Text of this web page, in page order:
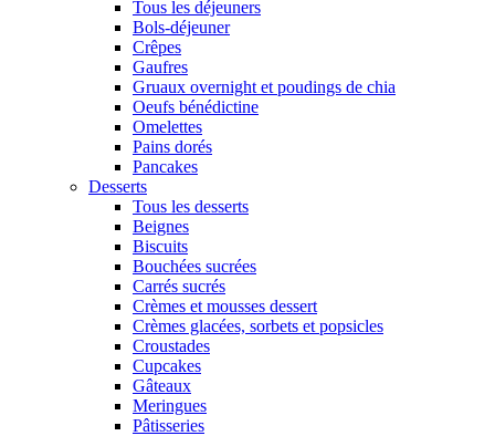
Tous les déjeuners
Bols-déjeuner
Crêpes
Gaufres
Gruaux overnight et poudings de chia
Oeufs bénédictine
Omelettes
Pains dorés
Pancakes
Desserts
Tous les desserts
Beignes
Biscuits
Bouchées sucrées
Carrés sucrés
Crèmes et mousses dessert
Crèmes glacées, sorbets et popsicles
Croustades
Cupcakes
Gâteaux
Meringues
Pâtisseries